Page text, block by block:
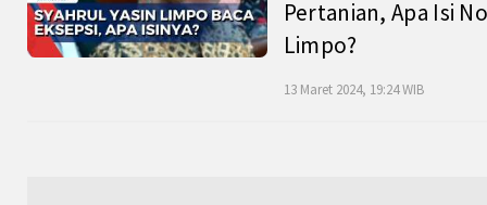
Pertanian, Apa Isi
Limpo?
13 Maret 2024, 19:24 WIB